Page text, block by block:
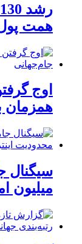
همت پول
اوج
همزمان
سیگنال
میلیون